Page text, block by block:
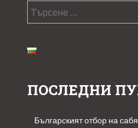
Търсене
за:
ПОСЛЕДНИ
Българският отбор на